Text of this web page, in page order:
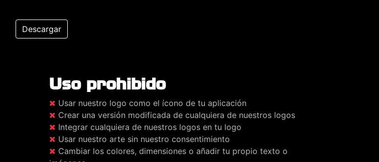
Descargar
Uso prohibido
Usar nuestro logo como el ícono de tu aplicación
Crear una versión modificada de cualquiera de nuestros logos
Integrar cualquiera de nuestros logos en tu logo
Usar nuestro arte sin nuestro consentimiento
Cambiar los colores, dimensiones o añadir tu propio texto o